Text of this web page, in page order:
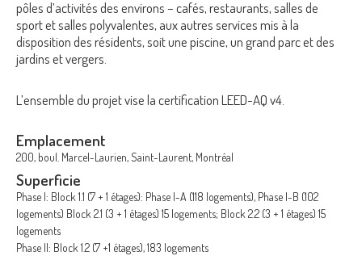
pôles d’activités des environs – cafés, restaurants, salles de
sport et salles polyvalentes, aux autres services mis à la
disposition des résidents, soit une piscine, un grand parc et des
jardins et vergers.
L’ensemble du projet vise la certification LEED-AQ v4.
Emplacement
200, boul. Marcel-Laurien, Saint-Laurent, Montréal
Superficie
Phase I: Block 1.1 (7 + 1 étages): Phase I-A (118 logements), Phase I-B (102
logements) Block 2.1 (3 + 1 étages) 15 logements; Block 2.2 (3 + 1 étages) 15
logements
Phase II: Block 1.2 (7 +1 étages), 183 logements